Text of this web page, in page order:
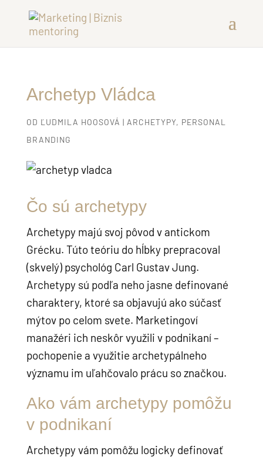
Archetyp Vládca
OD ĽUDMILA HOOSOVÁ | ARCHETYPY, PERSONAL
BRANDING
Čo sú archetypy
Archetypy majú svoj pôvod v antickom
Grécku. Túto teóriu do hĺbky prepracoval
(skvelý) psychológ Carl Gustav Jung.
Archetypy sú podľa neho jasne definované
charaktery, ktoré sa objavujú ako súčasť
mýtov po celom svete. Marketingoví
manažéri ich neskôr využili v podnikaní –
pochopenie a využitie archetypálneho
významu im uľahčovalo prácu so značkou.
Ako vám archetypy pomôžu
v podnikaní
Archetypy vám pomôžu logicky definovať